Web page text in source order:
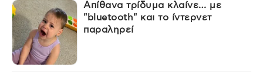
Απίθανα τρίδυμα κλαίνε… με
"bluetooth" και το ίντερνετ
παραληρεί